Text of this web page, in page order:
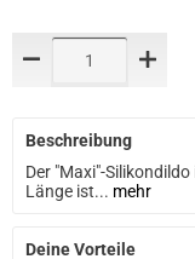
Beschreibung
Der "Maxi"-
Länge ist... mehr
Deine Vorteile